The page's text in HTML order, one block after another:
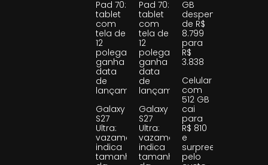
Pad 70:
tablet
com
tela de
12
polegadas
ganha
data
de
lançamento
Galaxy
S27
Ultra:
vazamento
indica
tamanho
Pad 70:
tablet
com
tela de
12
polegadas
ganha
data
de
lançamento
Galaxy
S27
Ultra:
vazamento
indica
tamanho
GB
despenca
de R$
8.799
para
R$
3.838
Celular
com
512 GB
cai
para
R$ 810
e
surpreende
pelo